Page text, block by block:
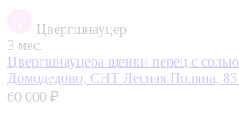
Цвергшнауцер
3 мес.
Цвергшнауцера щенки перец с солью
Домодедово, СНТ Лесная Поляна, 83
60 000 ₽